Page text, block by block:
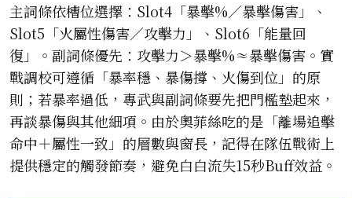
主詞條依槽位選擇：Slot4「暴擊%／暴擊傷害」、
Slot5「火屬性傷害／攻擊力」、Slot6「能量回
復」。副詞條優先：攻擊力＞暴擊%≈暴擊傷害。實
戰調校可遵循「暴率穩、暴傷撐、火傷到位」的原
則；若暴率過低，專武與副詞條要先把門檻墊起來，
再談暴傷與其他細項。由於奧菲絲吃的是「離場追擊
命中＋屬性一致」的層數與窗長，記得在隊伍戰術上
提供穩定的觸發節奏，避免白白流失15秒Buff效益。